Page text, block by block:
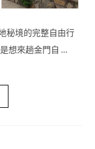
秘境的完整自由行
想來趟金門自 …